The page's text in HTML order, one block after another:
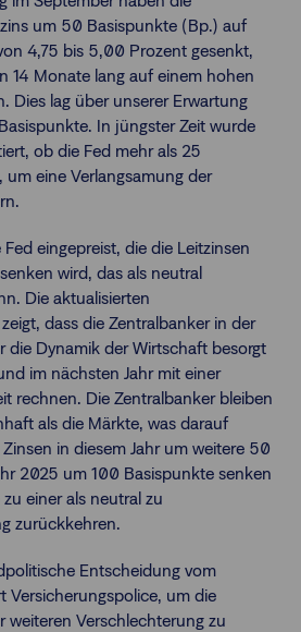
um 50 Basispunkte (Bp.) auf
4,75 bis 5,00 Prozent gesenkt,
14 Monate lang auf einem hohen
Dies lag über unserer Erwartung
In jüngster Zeit wurde
ob die Fed mehr als 25
eine Verlangsamung der
eingepreist, die die Leitzinsen
wird, das als neutral
Die aktualisierten
dass die Zentralbanker in der
die Dynamik der Wirtschaft besorgt
im nächsten Jahr mit einer
rechnen. Die Zentralbanker bleiben
als die Märkte, was darauf
in diesem Jahr um weitere 50
2025 um 100 Basispunkte senken
einer als neutral zu
zurückkehren.
Entscheidung vom
Versicherungspolice, um die
weiteren Verschlechterung zu